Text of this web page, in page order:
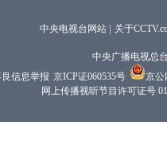
中央电视台网站 关于
中央广播电视总
信息举报 京ICP证060535号 京公
网上传播视听节目许可证号